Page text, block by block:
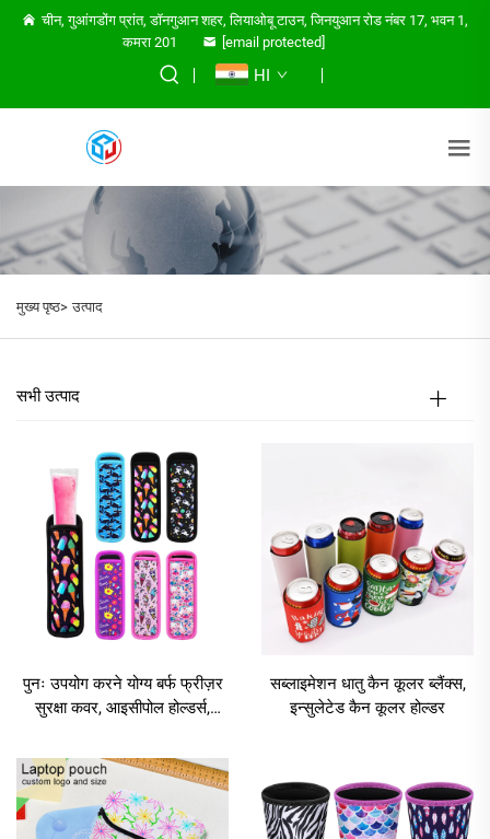
चीन, गुआंगडोंग प्रांत, डॉनगुआन शहर, लियाओबू टाउन, जिनयुआन रोड नंबर 17, भवन 1,
कमरा 201
[email protected]
HI
मुख्य पृष्ठ> उत्पाद
सभी उत्पाद
पुनः उपयोग करने योग्य बर्फ फ्रीज़र
सुरक्षा कवर, आइसीपोल होल्डर्स,
स्लीव, आइस पॉप स्लीव
सब्लाइमेशन धातु कैन कूलर ब्लैंक्स,
इन्सुलेटेड कैन कूलर होल्डर